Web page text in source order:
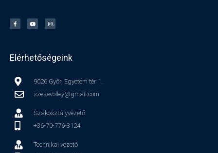
Elérhetőségeink
9026 Győr, Egyetem tér 1.
szesevolley@gmail.com
Szakosztályvezető
+36-70-776-3124
Technikai vezető